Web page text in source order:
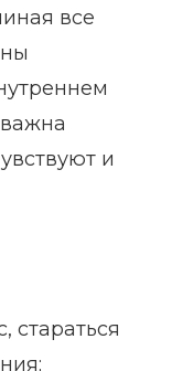
все
и
стараться